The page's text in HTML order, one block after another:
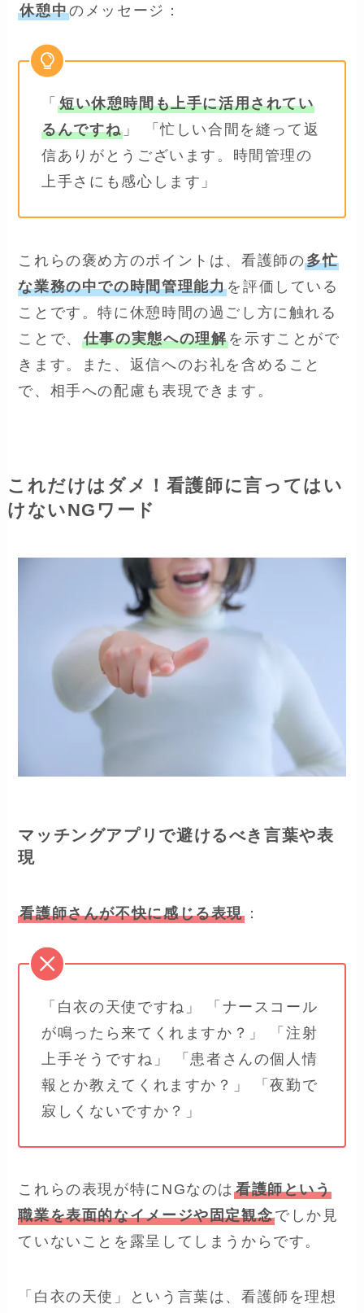
休憩中のメッセージ：
「 短い休憩時間も上手に活用されてい
るんですね 」 「忙しい合間を縫って返
信ありがとうございます。時間管理の
上手さにも感心します」
これらの褒め方のポイントは、看護師の多忙
な業務の中での時間管理能力を評価している
ことです。特に休憩時間の過ごし方に触れる
ことで、 仕事の実態への理解を示すことがで
きます。また、返信へのお礼を含めること
で、相手への配慮も表現できます。
これだけはダメ！看護師に言ってはい
けないNGワード
マッチングアプリで避けるべき言葉や表
現
看護師さんが不快に感じる表現：
「白衣の天使ですね」 「ナースコール
が鳴ったら来てくれますか？」 「注射
上手そうですね」 「患者さんの個人情
報とか教えてくれますか？」 「夜勤で
寂しくないですか？」
これらの表現が特にNGなのは 看護師という
職業を表面的なイメージや固定観念でしか見
ていないことを露呈してしまうからです。
「白衣の天使」という言葉は、看護師を理想